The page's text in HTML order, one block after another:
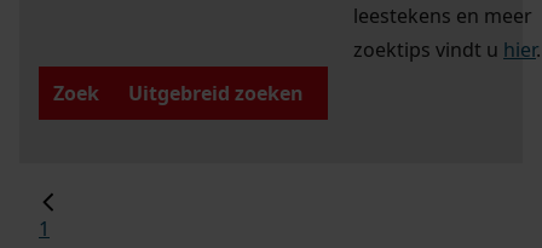
leestekens en meer
zoektips vindt u hier.
Zoek
Uitgebreid zoeken
1